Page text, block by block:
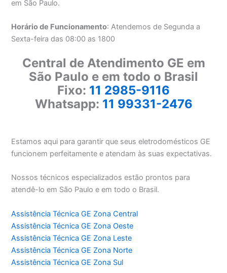
em São Paulo.
Horário de Funcionamento: Atendemos de Segunda a
Sexta-feira das 08:00 as 1800
Central de Atendimento GE em
São Paulo e em todo o Brasil
Fixo: 11 2985-9116
Whatsapp: 11 99331-2476
Estamos aqui para garantir que seus eletrodomésticos GE
funcionem perfeitamente e atendam às suas expectativas.
Nossos técnicos especializados estão prontos para
atendê-lo em São Paulo e em todo o Brasil.
Assistência Técnica GE Zona Central
Assistência Técnica GE Zona Oeste
Assistência Técnica GE Zona Leste
Assistência Técnica GE Zona Norte
Assistência Técnica GE Zona Sul